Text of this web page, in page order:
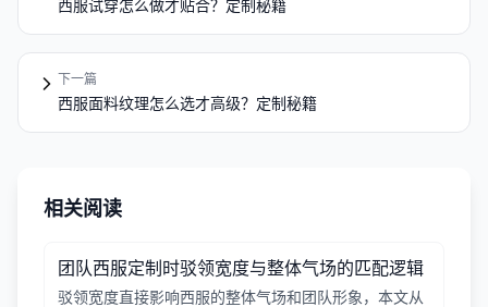
西服试穿怎么做才贴合？定制秘籍
下一篇
西服面料纹理怎么选才高级？定制秘籍
相关阅读
团队西服定制时驳领宽度与整体气场的匹配逻辑
驳领宽度直接影响西服的整体气场和团队形象，本文从